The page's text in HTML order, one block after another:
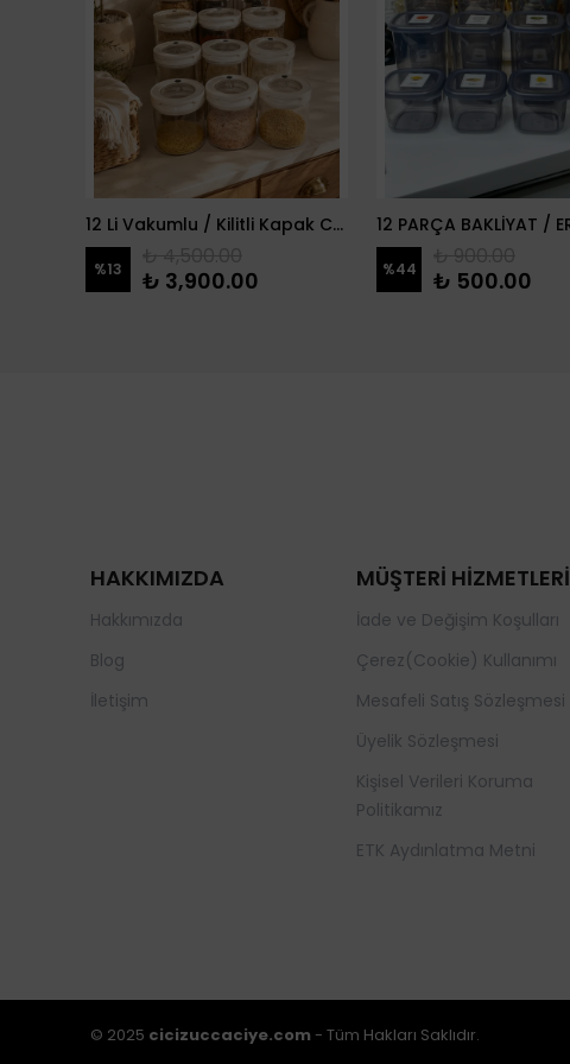
12 Li Vakumlu / Kilitli Kapak Cam Erzak Kabı / Kavanoz
%13 ₺ 3,900.00 %44 ₺ 500.00
HAKKIMIZDA
Hakkımızda
Blog
İletişim
MÜŞTERİ HİZMETLERİ
İade ve Değişim Koşulları
Çerez(Cookie) Kullanımı
Mesafeli Satış Sözleşmesi
Üyelik Sözleşmesi
Kişisel Verileri Koruma
Politikamız
ETK Aydınlatma Metni
© 2025 cicizuccaciye.com - Tüm Hakları Saklıdır.